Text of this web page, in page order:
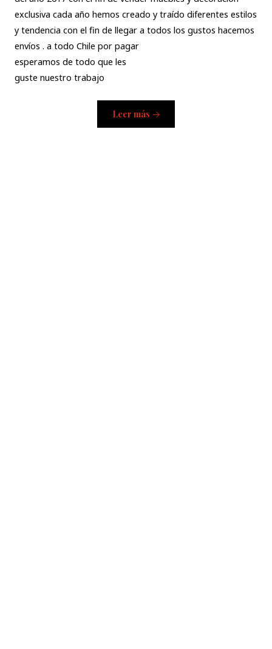
exclusiva cada año hemos creado y traído diferentes estilos
y tendencia con el fin de llegar a todos los gustos hacemos
envíos . a todo Chile por pagar
esperamos de todo que les
guste nuestro trabajo
Leer más